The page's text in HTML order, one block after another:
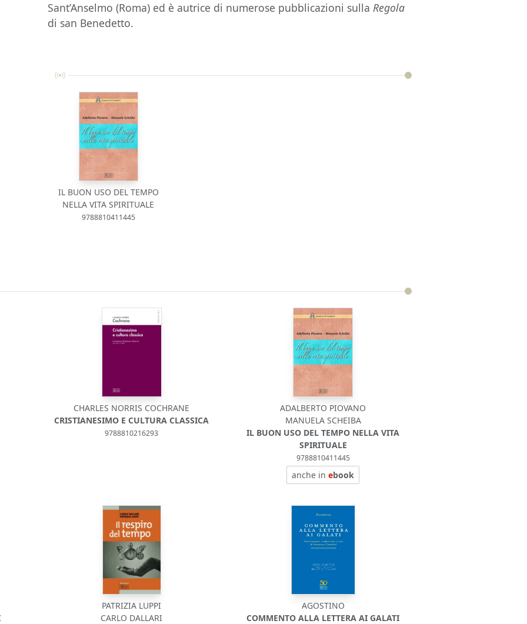
Sant’Anselmo (Roma) ed è autrice di numerose pubblicazioni sullaRegola
di san Benedetto.
IL BUON USO DEL TEMPO
NELLA VITA SPIRITUALE
9788810411445
CHARLES NORRIS COCHRANE
CRISTIANESIMO E CULTURA CLASSICA
9788810216293
ADALBERTO PIOVANO
MANUELA SCHEIBA
IL BUON USO DEL TEMPO NELLA VITA
SPIRITUALE
9788810411445
anche inebook
PATRIZIA LUPPI
CARLO DALLARI
AGOSTINO
COMMENTO ALLA LETTERA AI GALATI